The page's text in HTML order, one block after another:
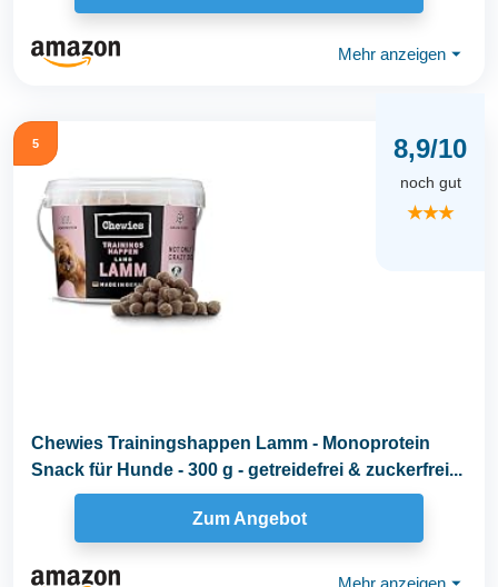
Mehr anzeigen ⏷
5 8,9/10
noch gut
★★★
Chewies Trainingshappen Lamm - Monoprotein
Snack für Hunde - 300 g - getreidefrei & zuckerfrei...
Zum Angebot
Mehr anzeigen ⏷